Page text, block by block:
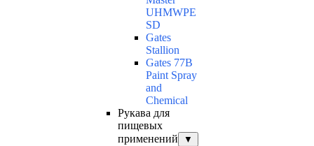
UHMWPE
SD
Gates
Stallion
Gates 77B
Paint Spray
and
Chemical
Рукава для
пищевых
применений
▼